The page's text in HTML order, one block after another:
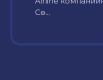
Сө...